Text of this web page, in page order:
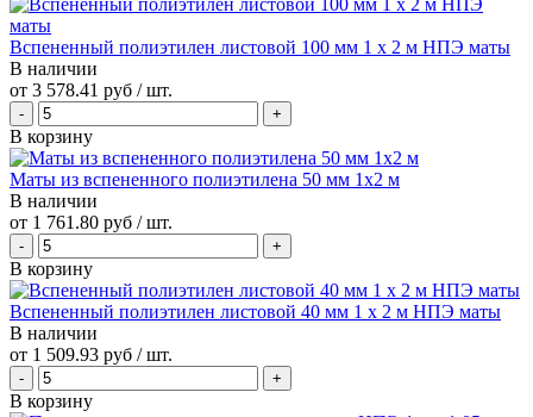
Вспененный полиэтилен листовой 100 мм 1 х 2 м НПЭ маты
В наличии
от 3 578.41 руб / шт.
В корзину
Маты из вспененного полиэтилена 50 мм 1x2 м
В наличии
от 1 761.80 руб / шт.
В корзину
Вспененный полиэтилен листовой 40 мм 1 х 2 м НПЭ маты
В наличии
от 1 509.93 руб / шт.
В корзину